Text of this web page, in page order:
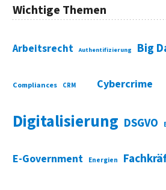
Wichtige Themen
Arbeitsrecht Authentifizierung Big
Compliances CRM Cybercrime
Digitalisierung DSGVO
E-Government Energien